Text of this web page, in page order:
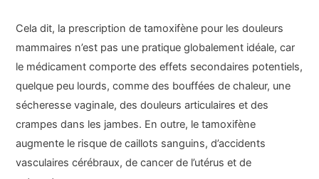
Cela dit, la prescription de tamoxifène pour les douleurs
mammaires n’est pas une pratique globalement idéale, car
le médicament comporte des effets secondaires potentiels,
quelque peu lourds, comme des bouffées de chaleur, une
sécheresse vaginale, des douleurs articulaires et des
crampes dans les jambes. En outre, le tamoxifène
augmente le risque de caillots sanguins, d’accidents
vasculaires cérébraux, de cancer de l’utérus et de